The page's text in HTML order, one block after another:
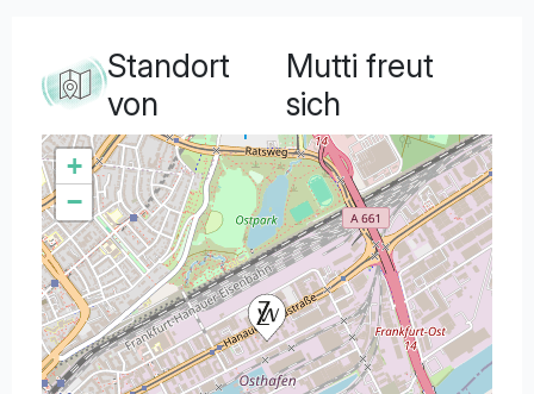
Standort
von
Mutti freut
sich
+
−